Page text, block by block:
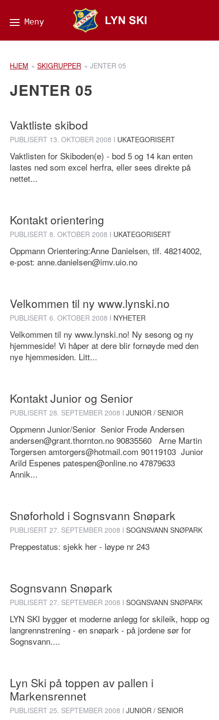
HJEM » SKIGRUPPER » JENTER 05
JENTER 05
Vaktliste skibod
PUBLISERT 13. OKTOBER 2008 I UKATEGORISERT
Vaktlisten for Skiboden(e) - bod 5 og 14 kan enten
lastes ned som excel herfra, eller sees direkte på
nettet...
Kontakt orientering
PUBLISERT 8. OKTOBER 2008 I UKATEGORISERT
Oppmann Orientering:Anne Danielsen, tlf. 48214002,
e-post: anne.danielsen@imv.uio.no
Velkommen til ny www.lynski.no
PUBLISERT 6. OKTOBER 2008 I NYHETER
Velkommen til ny www.lynski.no! Ny sesong og ny
hjemmeside! Vi håper at dere blir fornøyde med den
nye hjemmesiden. Litt...
Kontakt Junior og Senior
PUBLISERT 28. SEPTEMBER 2008 I JUNIOR / SENIOR
Oppmenn Junior/Senior Senior Frode Andersen
andersen@grant.thornton.no 90835560 Arne Martin
Torgersen amtorgers@hotmail.com 90119103 Junior
Arild Espenes patespen@online.no 47879633
Annik...
Snøforhold i Sognsvann Snøpark
PUBLISERT 27. SEPTEMBER 2008 I SOGNSVANN SNØPARK
Preppestatus: sjekk her - løype nr 243
Sognsvann Snøpark
PUBLISERT 27. SEPTEMBER 2008 I SOGNSVANN SNØPARK
LYN SKI bygger et moderne anlegg for skileik, hopp og
langrennstrening - en snøpark - på jordene sør for
Sognsvann....
Lyn Ski på toppen av pallen i
Markensrennet
PUBLISERT 25. SEPTEMBER 2008 I JUNIOR / SENIOR